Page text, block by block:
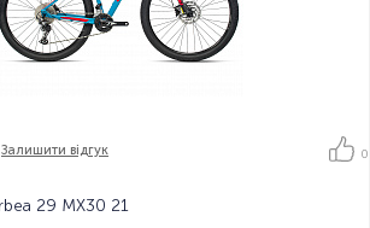
Залишити вiдгук 0
29 MX30 21